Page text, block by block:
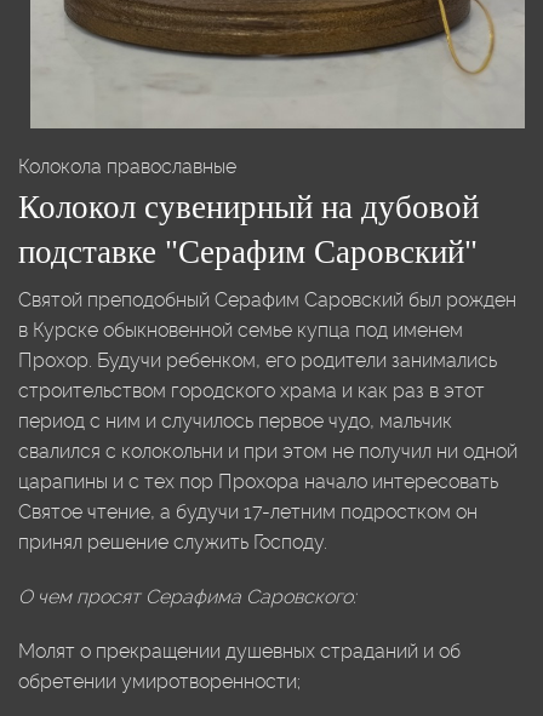
Колокола православные
Колокол сувенирный на дубовой
подставке "Серафим Саровский"
Святой преподобный Серафим Саровский был рожден
в Курске обыкновенной семье купца под именем
Прохор. Будучи ребенком, его родители занимались
строительством городского храма и как раз в этот
период с ним и случилось первое чудо, мальчик
свалился с колокольни и при этом не получил ни одной
царапины и с тех пор Прохора начало интересовать
Святое чтение, а будучи 17-летним подростком он
принял решение служить Господу.
О чем просят Серафима Саровского:
Молят о прекращении душевных страданий и об
обретении умиротворенности;